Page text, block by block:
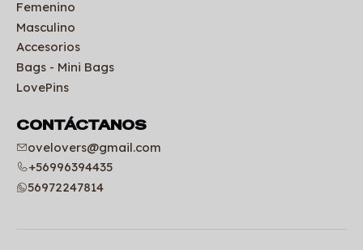
Femenino
Masculino
Accesorios
Bags - Mini Bags
LovePins
CONTÁCTANOS
ovelovers@gmail.com
+56996394435
56972247814